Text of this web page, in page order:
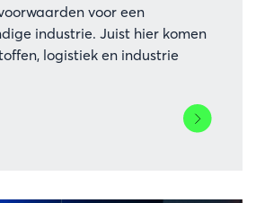
voor een
industrie. Juist hier komen
logistiek en industrie
Lees
meer
van